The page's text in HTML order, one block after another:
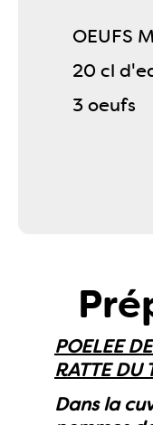
OEUFS
20 cl
3 oeufs
POELEE
RATTE DU
Dans la